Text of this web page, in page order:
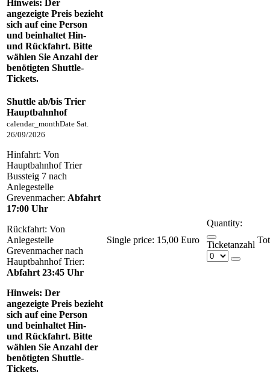
Hinweis: Der
angezeigte Preis bezieht
sich auf eine Person
und beinhaltet Hin-
und Rückfahrt. Bitte
wählen Sie Anzahl der
benötigten Shuttle-
Tickets.
Shuttle ab/bis Trier
Hauptbahnhof
calendar_monthDate Sat.
26/09/2026
Hinfahrt: Von
Hauptbahnhof Trier
Bussteig 7 nach
Anlegestelle
Grevenmacher: Abfahrt
17:00 Uhr
Rückfahrt: Von
Anlegestelle
Grevenmacher nach
Hauptbahnhof Trier:
Abfahrt 23:45 Uhr
Hinweis: Der
angezeigte Preis bezieht
sich auf eine Person
und beinhaltet Hin-
und Rückfahrt. Bitte
wählen Sie Anzahl der
benötigten Shuttle-
Tickets.
Single price: 15,00 Euro
Quantity:
Ticketanzahl